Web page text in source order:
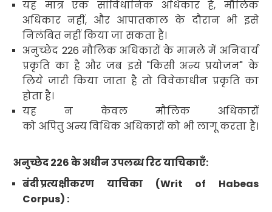
यह मात्र एक सांविधानिक अधिकार है, मौलिक
अधिकार नहीं, और आपातकाल के दौरान भी इसे
निलंबित नहीं किया जा सकता है।
अनुच्छेद 226 मौलिक अधिकारों के मामले में अनिवार्य
प्रकृति का है और जब इसे "किसी अन्य प्रयोजन" के
लिये जारी किया जाता है तो विवेकाधीन प्रकृति का
होता है।
यह न केवल मौलिक अधिकारों
को अपितु अन्य विधिक अधिकारों को भी लागू करता है।
अनुच्छेद226के अधीन उपलब्ध रिट याचिकाएँ:
बंदीप्रत्यक्षीकरण याचिका(Writ of Habeas
Corpus) :